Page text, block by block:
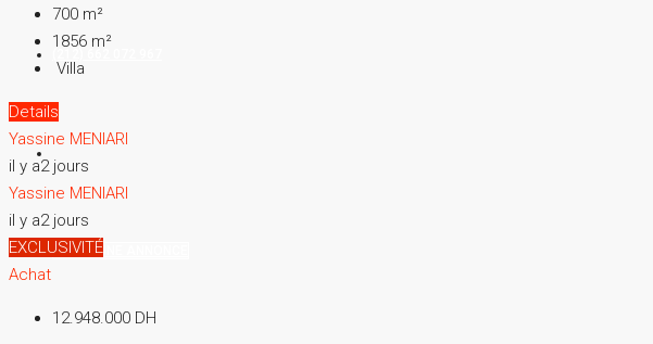
CRÉER UNE ANNONCE
700 m²
1856 m²
Villa
Details
Yassine MENIARI
il y a2 jours
Yassine MENIARI
il y a2 jours
EXCLUSIVITÉ
Achat
12.948.000 DH